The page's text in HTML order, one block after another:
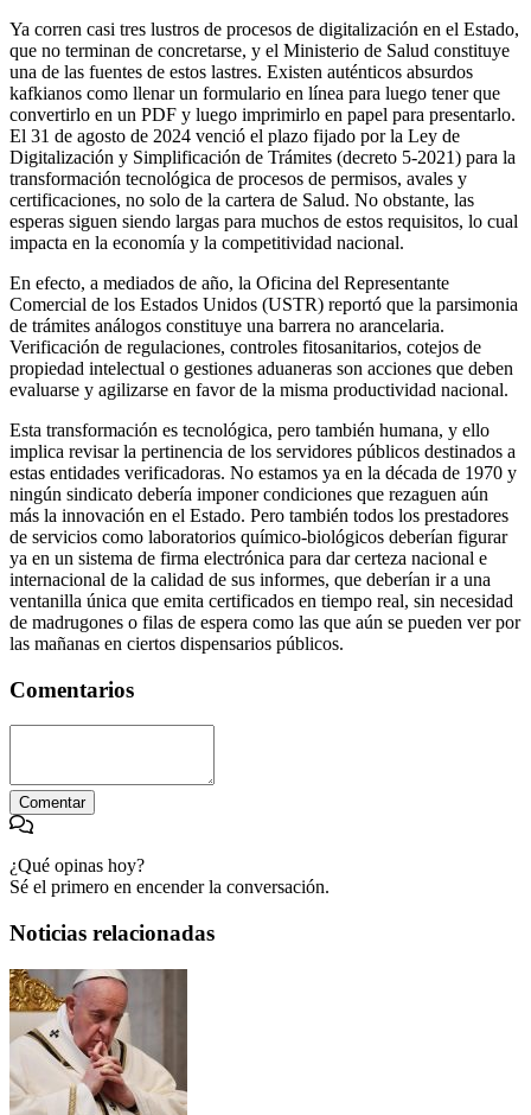
Ya corren casi tres lustros de procesos de digitalización en el Estado,
que no terminan de concretarse, y el Ministerio de Salud constituye
una de las fuentes de estos lastres. Existen auténticos absurdos
kafkianos como llenar un formulario en línea para luego tener que
convertirlo en un PDF y luego imprimirlo en papel para presentarlo.
El 31 de agosto de 2024 venció el plazo fijado por la Ley de
Digitalización y Simplificación de Trámites (decreto 5-2021) para la
transformación tecnológica de procesos de permisos, avales y
certificaciones, no solo de la cartera de Salud. No obstante, las
esperas siguen siendo largas para muchos de estos requisitos, lo cual
impacta en la economía y la competitividad nacional.
En efecto, a mediados de año, la Oficina del Representante
Comercial de los Estados Unidos (USTR) reportó que la parsimonia
de trámites análogos constituye una barrera no arancelaria.
Verificación de regulaciones, controles fitosanitarios, cotejos de
propiedad intelectual o gestiones aduaneras son acciones que deben
evaluarse y agilizarse en favor de la misma productividad nacional.
Esta transformación es tecnológica, pero también humana, y ello
implica revisar la pertinencia de los servidores públicos destinados a
estas entidades verificadoras. No estamos ya en la década de 1970 y
ningún sindicato debería imponer condiciones que rezaguen aún
más la innovación en el Estado. Pero también todos los prestadores
de servicios como laboratorios químico-biológicos deberían figurar
ya en un sistema de firma electrónica para dar certeza nacional e
internacional de la calidad de sus informes, que deberían ir a una
ventanilla única que emita certificados en tiempo real, sin necesidad
de madrugones o filas de espera como las que aún se pueden ver por
las mañanas en ciertos dispensarios públicos.
Comentarios
Comentar
¿Qué opinas hoy?
Sé el primero en encender la conversación.
Noticias relacionadas